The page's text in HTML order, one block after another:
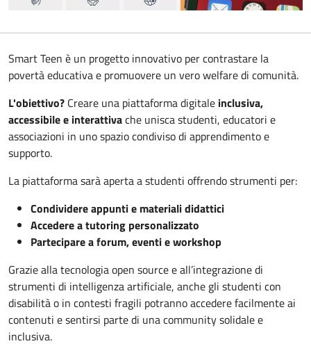
Smart Teen è un progetto innovativo per contrastare la
povertà educativa e promuovere un vero welfare di comunità.
L'obiettivo? Creare una piattaforma digitale inclusiva,
accessibile e interattivache unisca studenti, educatori e
associazioni in uno spazio condiviso di apprendimento e
supporto.
La piattaforma sarà aperta a studenti offrendo strumenti per:
Condividere appunti e materiali didattici
Accedere a tutoring personalizzato
Partecipare a forum, eventi e workshop
Grazie alla tecnologia open source e all’integrazione di
strumenti di intelligenza artificiale, anche gli studenti con
disabilità o in contesti fragili potranno accedere facilmente ai
contenuti e sentirsi parte di una community solidale e
inclusiva.